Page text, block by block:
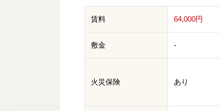
賃料 64,000円
敷金 -
火災保険 あり